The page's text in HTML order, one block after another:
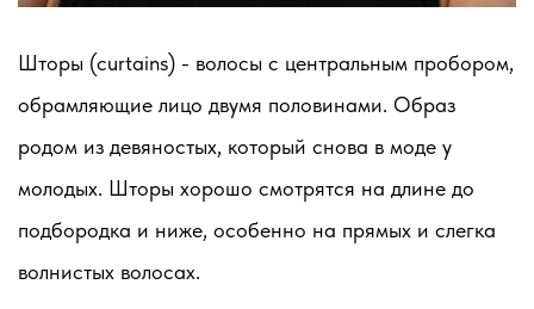
Шторы (curtains) - волосы с центральным пробором,
обрамляющие лицо двумя половинами. Образ
родом из девяностых, который снова в моде у
молодых. Шторы хорошо смотрятся на длине до
подбородка и ниже, особенно на прямых и слегка
волнистых волосах.